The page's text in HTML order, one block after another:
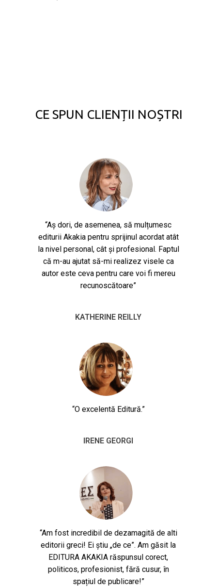
CE SPUN CLIENȚII NOȘTRI
“Aș dori, de asemenea, să mulțumesc
editurii Akakia pentru sprijinul acordat atât
la nivel personal, cât și profesional. Faptul
că m-au ajutat să-mi realizez visele ca
autor este ceva pentru care voi fi mereu
recunoscătoare”
KATHERINE REILLY
“O excelentă Editură.”
IRENE GEORGI
“Am fost incredibil de dezamagită de alti
editorii greci! Ei știu „de ce”. Am găsit la
EDITURA AKAKIA răspunsul corect,
politicos, profesionist, fără cusur, în
spațiul de publicare!”